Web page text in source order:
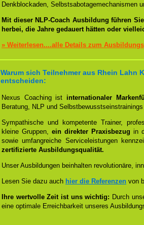
Denkblockaden, Selbstsabotagemechanismen
Mit dieser NLP-Coach Ausbildung führen
herbei, die Jahre gedauert hätten oder
» Weiterlesen....alle Details zum
Warum sich Teilnehmer aus Rhein Lahn
entscheiden:
Nexus Coaching ist internationaler
Beratung, NLP und
Sympathische und kompetente Trainer,
kleine Gruppen, ein direkter Praxisbezug in
sowie umfangreiche Serviceleistungen
zertifizierte Ausbildungsqualität.
Unser Ausbildungen beinhalten revolutionäre,
Lesen Sie dazu auch hier die Referenzen von
Ihre wertvolle Zeit ist uns wichtig: Durch
eine optimale Erreichbarkeit unseres